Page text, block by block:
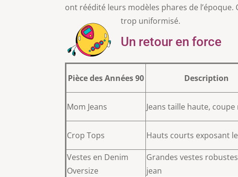
ont réédité leurs modèles phares de
trop uniformisé.
Un retour en force
Pièce des Années 90 Description
Mom Jeans Jeans taille haute, coupe
Crop Tops Hauts courts exposant
Vestes en Denim
Oversize
Grandes vestes
jean